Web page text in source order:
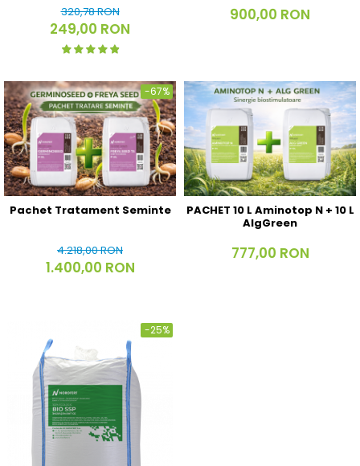
320,78 RON
249,00 RON
900,00 RON
-67%
Pachet Tratament Seminte
4.218,00 RON
1.400,00 RON
PACHET 10 L Aminotop N + 10 L
AlgGreen
777,00 RON
-25%